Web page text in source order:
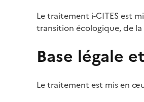
Le traitement i-CITES est
transition écologique, de
Base légale
Le traitement est mis en